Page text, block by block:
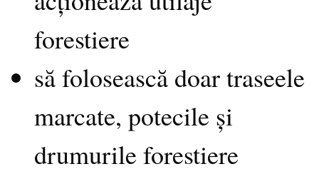
forestiere
să folosească doar traseele
marcate, potecile și
drumurile forestiere